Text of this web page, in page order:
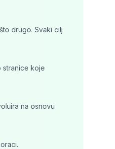
drugo. Svaki cilj
stranice koje
na osnovu